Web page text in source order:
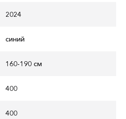
2024
синий
160-190 см
400
400